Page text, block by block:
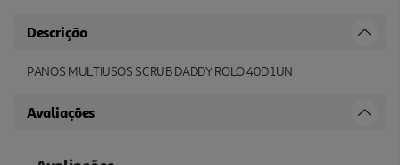
Descrição
PANOS MULTIUSOS SCRUB DADDY ROLO 40D 1UN
Avaliações